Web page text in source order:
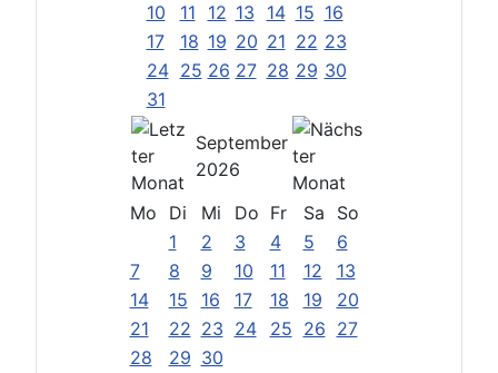
10
11 12 13 14 15 16
17
18 19 20 21 22 23
24 25 26 27 28 29 30
31
September
2026
Mo
Di Mi Do Fr Sa
So
1
2 3 4 5
6
7
8 9 10 11 12
13
14
15 16 17 18 19
20
21
22 23 24 25 26 27
28
29 30